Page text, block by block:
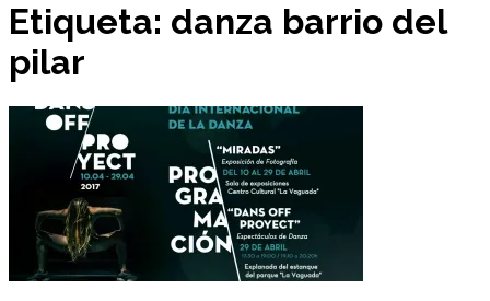
Etiqueta: danza barrio del
pilar